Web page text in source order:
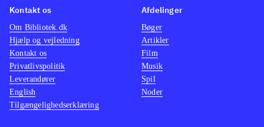
Kontakt os
Om Bibliotek.dk
Hjælp og vejledning
Kontakt os
Privatlivspolitik
Leverandører
English
Tilgængelighedserklæring
Afdelinger
Bøger
Artikler
Film
Musik
Spil
Noder